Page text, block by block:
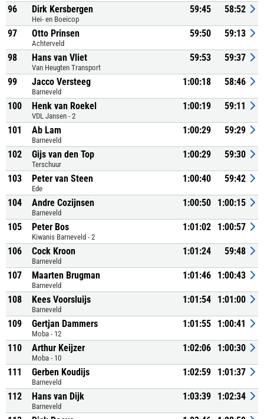
96 Dirk Kersbergen
Hei- en Boeicop
59:45 58:52
97 Otto Prinsen
Achterveld
59:50 59:13
98 Hans van Vliet
Van Heugten Transport
59:53 59:37
99 Jacco Versteeg
Barneveld
1:00:18 58:46
100 Henk van Roekel
VDL Jansen - 2
1:00:19 59:11
101 Ab Lam
Barneveld
1:00:29 59:29
102 Gijs van den Top
Terschuur
1:00:29 59:30
103 Peter van Steen
Ede
1:00:40 59:42
104 Andre Cozijnsen
Barneveld
1:00:50 1:00:15
105 Peter Bos
Kiwanis Barneveld - 2
1:01:02 1:00:57
106 Cock Kroon
Barneveld
1:01:24 59:48
107 Maarten Brugman
Barneveld
1:01:46 1:00:43
108 Kees Voorsluijs
Barneveld
1:01:54 1:01:00
109 Gertjan Dammers
Moba - 12
1:01:55 1:00:41
110 Arthur Keijzer
Moba - 10
1:02:06 1:00:30
111 Gerben Koudijs
Barneveld
1:02:59 1:01:37
112 Hans van Dijk
Barneveld
1:03:39 1:02:34